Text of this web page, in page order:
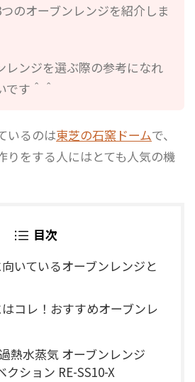
のオーブンレンジを紹介しま
レンジを選ぶ際の参考になれ
です＾＾
いるのは東芝の石窯ドームで、
りをする人にはとても人気の機
目次
いているオーブンレンジと
コレ！おすすめオーブンレ
熱水蒸気 オーブンレンジ
クション RE-SS10-X